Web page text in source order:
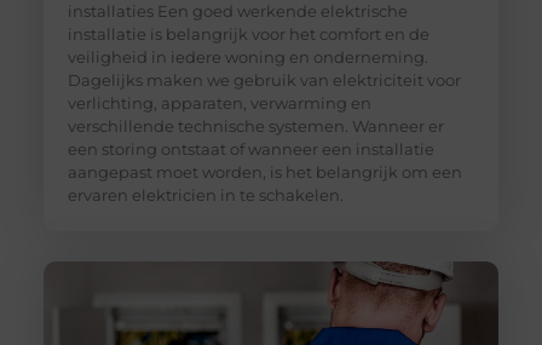
installaties Een goed werkende elektrische
installatie is belangrijk voor het comfort en de
veiligheid in iedere woning en onderneming.
Dagelijks maken we gebruik van elektriciteit voor
verlichting, apparaten, verwarming en
verschillende technische systemen. Wanneer er
een storing ontstaat of wanneer een installatie
aangepast moet worden, is het belangrijk om een
ervaren elektricien in te schakelen.